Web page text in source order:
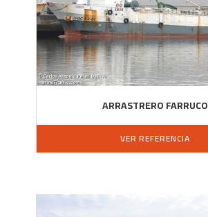
ARRASTRERO FARRUCO
VER REFERENCIA